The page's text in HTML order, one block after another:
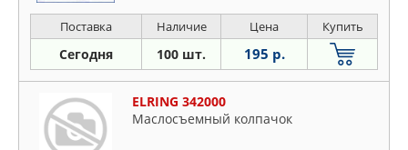
Поставка Наличие Цена Купить
Сегодня 100 шт. 195 р.
ELRING 342000
Маслосъемный колпачок